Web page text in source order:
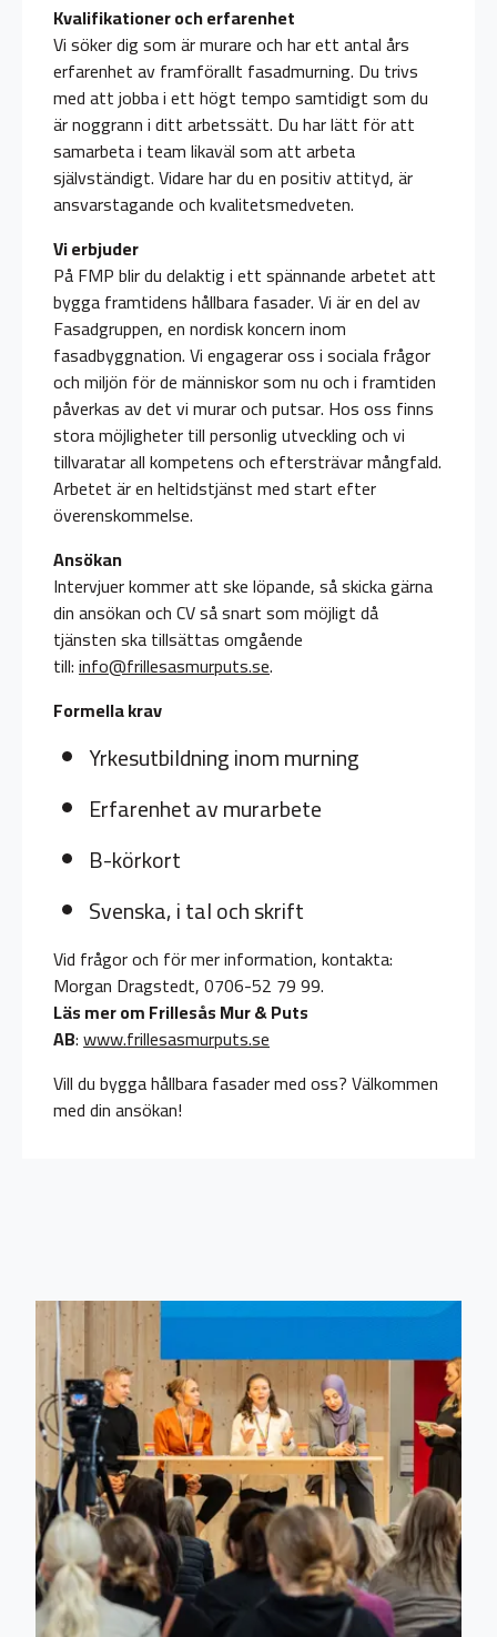
Kvalifikationer och erfarenhet
Vi söker dig som är murare och har ett antal års
erfarenhet av framförallt fasadmurning. Du trivs
med att jobba i ett högt tempo samtidigt som du
är noggrann i ditt arbetssätt. Du har lätt för att
samarbeta i team likaväl som att arbeta
självständigt. Vidare har du en positiv attityd, är
ansvarstagande och kvalitetsmedveten.
Vi erbjuder
På FMP blir du delaktig i ett spännande arbetet att
bygga framtidens hållbara fasader. Vi är en del av
Fasadgruppen, en nordisk koncern inom
fasadbyggnation. Vi engagerar oss i sociala frågor
och miljön för de människor som nu och i framtiden
påverkas av det vi murar och putsar. Hos oss finns
stora möjligheter till personlig utveckling och vi
tillvaratar all kompetens och eftersträvar mångfald.
Arbetet är en heltidstjänst med start efter
överenskommelse.
Ansökan
Intervjuer kommer att ske löpande, så skicka gärna
din ansökan och CV så snart som möjligt då
tjänsten ska tillsättas omgående
till:info@frillesasmurputs.se.
Formella krav
Yrkesutbildning inom murning
Erfarenhet av murarbete
B-körkort
Svenska, i tal och skrift
Vid frågor och för mer information, kontakta:
Morgan Dragstedt, 0706-52 79 99.
Läs mer om Frillesås Mur & Puts
AB:www.frillesasmurputs.se
Vill du bygga hållbara fasader med oss? Välkommen
med din ansökan!